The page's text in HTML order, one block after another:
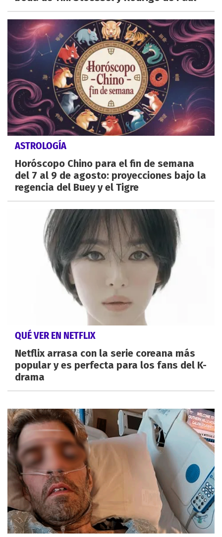
ASTROLOGÍA
Horóscopo Chino para el fin de semana
del 7 al 9 de agosto: proyecciones bajo la
regencia del Buey y el Tigre
QUÉ VER EN NETFLIX
Netflix arrasa con la serie coreana más
popular y es perfecta para los fans del K-
drama